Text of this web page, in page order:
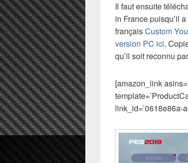
Il faut ensuite
in France puisqu’il
françaisCustom
version PC ici.
qu’il soit reconnu
[amazon_link
link_id=’0618e86a-